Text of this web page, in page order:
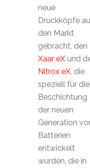
neue
Druckköpfe
den Markt
gebracht, den
Xaar eXund
Nitrox eX, die
speziell für die
Beschichtung
der neuen
Generation
Batterien
entwickelt
wurden, die in